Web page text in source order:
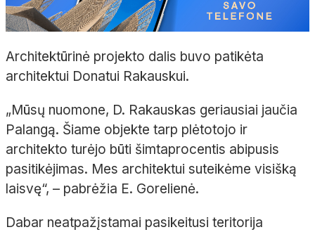
Architektūrinė projekto dalis buvo patikėta
architektui Donatui Rakauskui.
„Mūsų nuomone, D. Rakauskas geriausiai jaučia
Palangą. Šiame objekte tarp plėtotojo ir
architekto turėjo būti šimtaprocentis abipusis
pasitikėjimas. Mes architektui suteikėme visišką
laisvę“, – pabrėžia E. Gorelienė.
Dabar neatpažįstamai pasikeitusi teritorija